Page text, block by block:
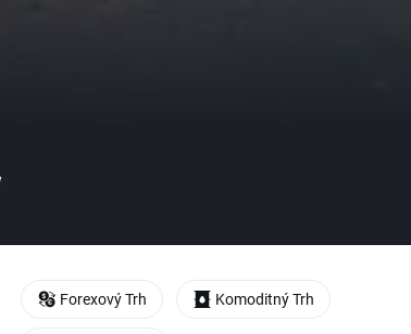
Forexový Trh Komoditný Trh